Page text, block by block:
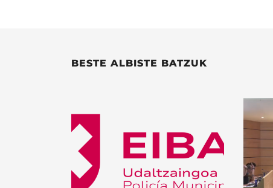
BESTE ALBISTE BATZUK